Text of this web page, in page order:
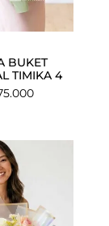
BUKET
TIMIKA 4